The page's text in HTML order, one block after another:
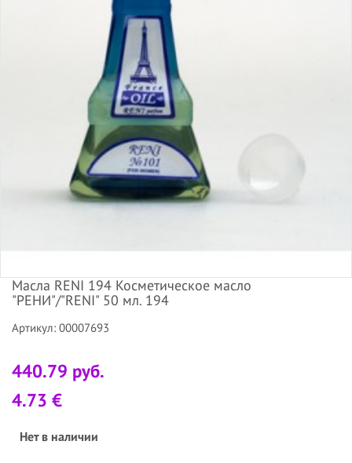
Масла RENI 194 Косметическое масло
"РЕНИ"/"RENI" 50 мл. 194
Артикул: 00007693
440.79 руб.
4.73 €
Нет в наличии